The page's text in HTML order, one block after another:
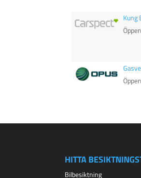
Kung
Öppen
Öppen
HITTA
Bilbesiktning